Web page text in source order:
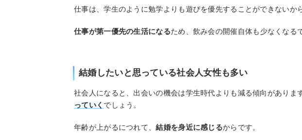
仕事は、学生のように勉学よりも遊びを優先することができないか
仕事が第一優先の生活になるため、飲み会の開催自体も少なくなる
結婚したいと思っている社会人女性も多い
社会人になると、出会いの機会は学生時代よりも減る傾向がありま
っていく でしょう。
年齢が上がるにつれて、結婚を身近に感じるからです。